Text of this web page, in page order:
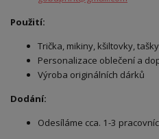
Použití:
Trička, mikiny, kšiltovky,
Personalizace oblečení a
Výroba originálních dárků
Dodání:
Odesíláme cca. 1-3